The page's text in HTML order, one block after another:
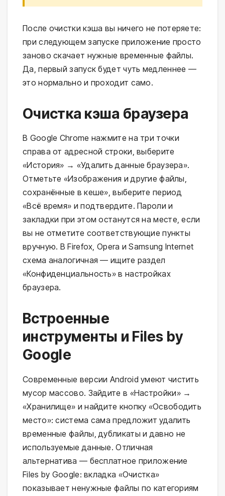
После очистки кэша вы ничего не потеряете:
при следующем запуске приложение просто
заново скачает нужные временные файлы.
Да, первый запуск будет чуть медленнее —
это нормально и проходит само.
Очистка кэша браузера
В Google Chrome нажмите на три точки
справа от адресной строки, выберите
«История» → «Удалить данные браузера».
Отметьте «Изображения и другие файлы,
сохранённые в кеше», выберите период
«Всё время» и подтвердите. Пароли и
закладки при этом останутся на месте, если
вы не отметите соответствующие пункты
вручную. В Firefox, Opera и Samsung Internet
схема аналогичная — ищите раздел
«Конфиденциальность» в настройках
браузера.
Встроенные
инструменты и Files by
Google
Современные версии Android умеют чистить
мусор массово. Зайдите в «Настройки» →
«Хранилище» и найдите кнопку «Освободить
место»: система сама предложит удалить
временные файлы, дубликаты и давно не
используемые данные. Отличная
альтернатива — бесплатное приложение
Files by Google: вкладка «Очистка»
показывает ненужные файлы по категориям